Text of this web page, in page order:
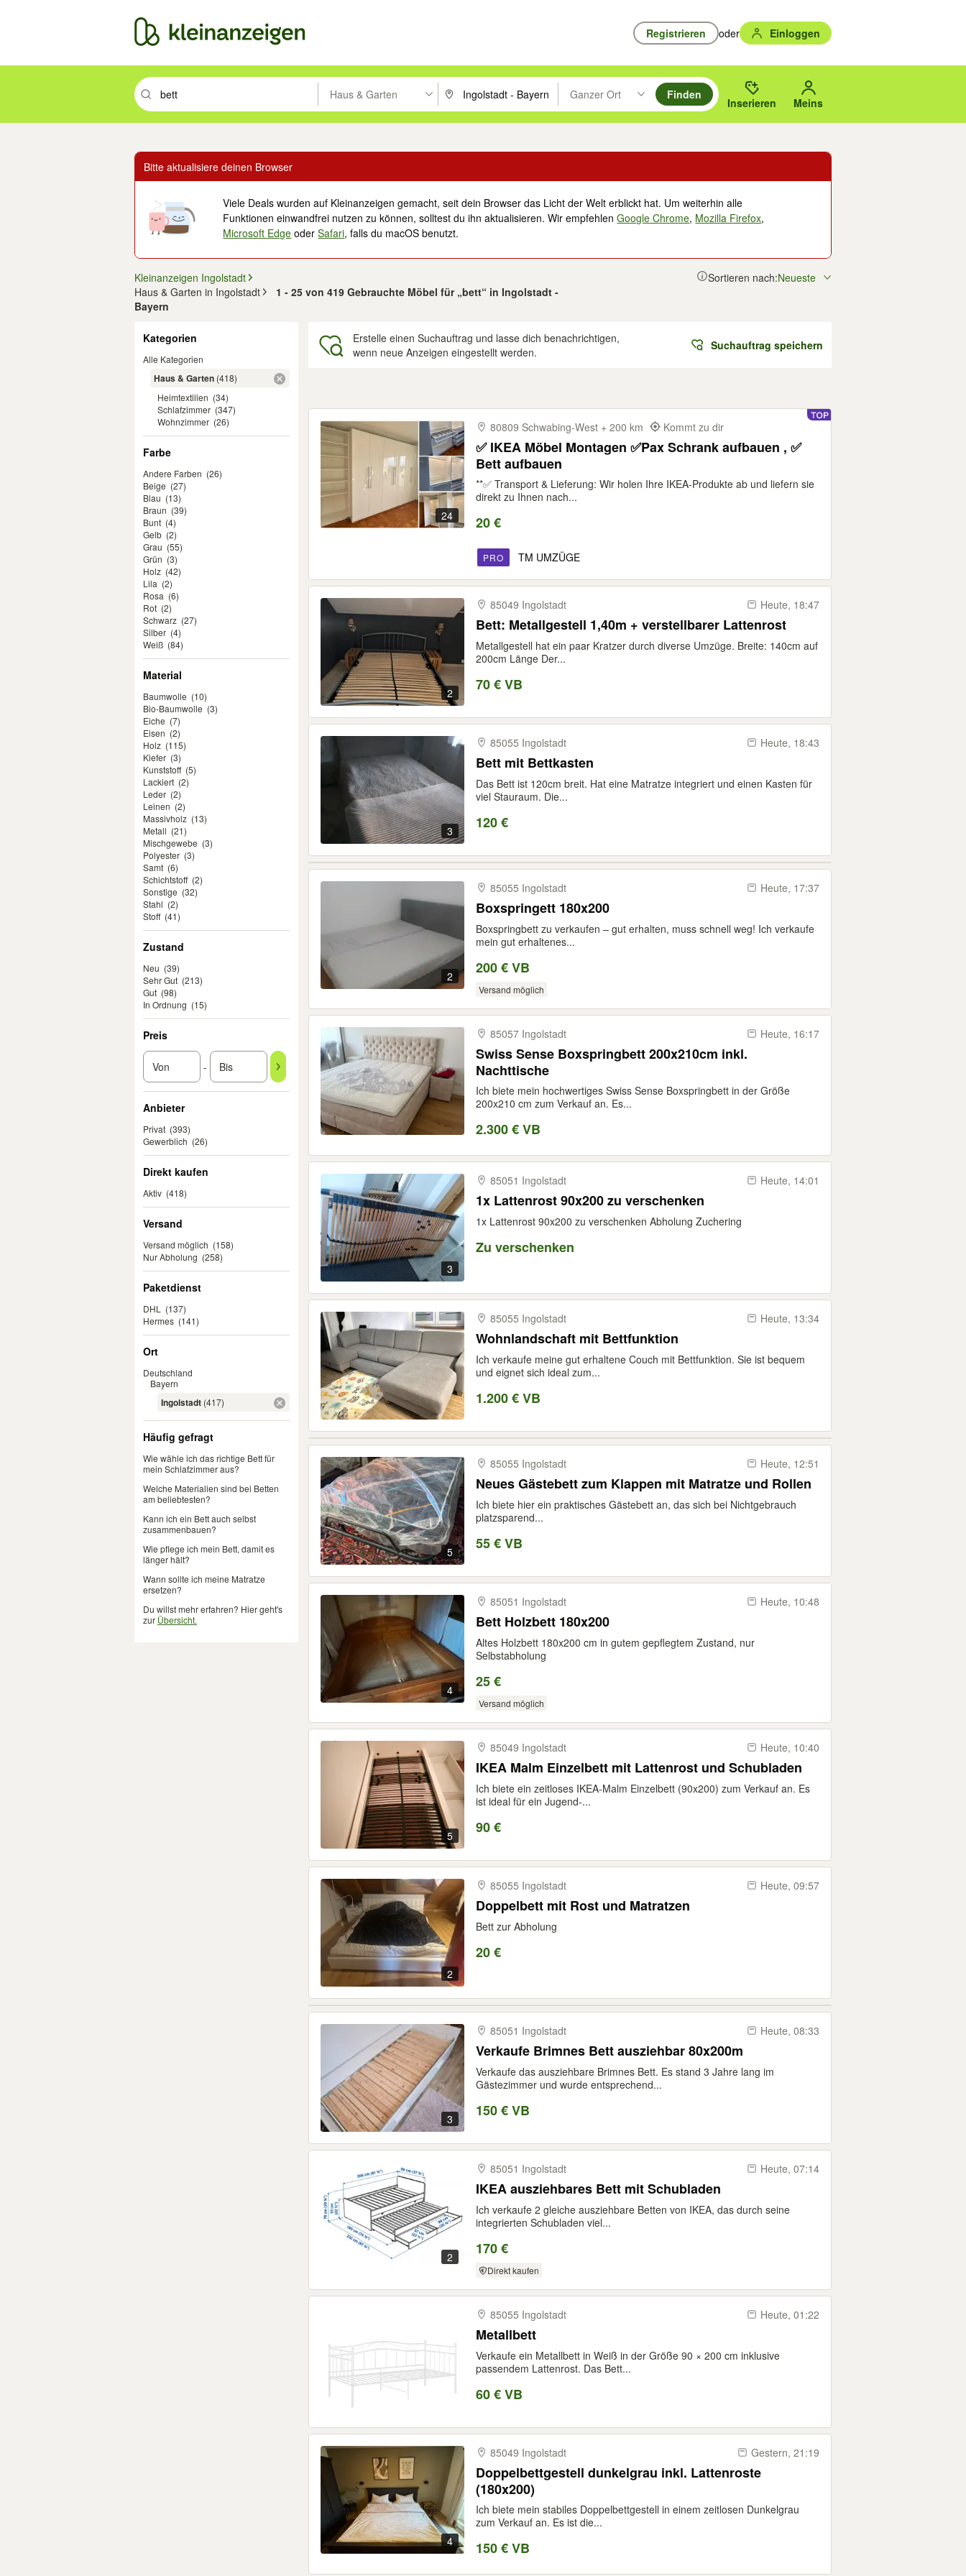
Registrieren oder Einloggen
Suchbegriff eingeben. Eingabetaste drücken um zu suchen, oder Vorschläge mit den Pfeiltasten nach oben/unten durchsuchen und mit Eingabetaste auswählen.
Haus & Garten PLZ oder Ort eingeben. Eingabetaste drücken um zu suchen, oder Vorschläge mit den Pfeiltasten nach oben/
Ganzer Ort
Suche im Umkreis des gewählten Orts oder PLZ.
Finden
Inserieren Meins
Bitte aktualisiere deinen Browser
Viele Deals wurden auf Kleinanzeigen gemacht, seit dein Browser das Licht der Welt erblickt hat. Um weiterhin alle
Funktionen einwandfrei nutzen zu können, solltest du ihn aktualisieren. Wir empfehlenGoogle Chrome, Mozilla Firefox,
Microsoft Edge oderSafari, falls du macOS benutzt.
Kleinanzeigen Ingolstadt
Haus & Garten in Ingolstadt
1 - 25 von 419 Gebrauchte Möbel für „bett“ in Ingolstadt -
Bayern
Sortieren nach:Neueste
Kategorien
Alle Kategorien
Haus & Garten (418)
Heimtextilien (34)
Schlafzimmer (347)
Wohnzimmer (26)
Farbe
Andere Farben (26)
Beige (27)
Blau (13)
Braun (39)
Bunt (4)
Gelb (2)
Grau (55)
Grün (3)
Holz (42)
Lila (2)
Rosa (6)
Rot (2)
Schwarz (27)
Silber (4)
Weiß (84)
Material
Baumwolle (10)
Bio-Baumwolle (3)
Eiche (7)
Eisen (2)
Holz (115)
Kiefer (3)
Kunststoff (5)
Lackiert (2)
Leder (2)
Leinen (2)
Massivholz (13)
Metall (21)
Mischgewebe (3)
Polyester (3)
Samt (6)
Schichtstoff (2)
Sonstige (32)
Stahl (2)
Stoff (41)
Zustand
Neu (39)
Sehr Gut (213)
Gut (98)
In Ordnung (15)
Preis
-
Anbieter
Privat (393)
Gewerblich (26)
Direkt kaufen
Aktiv (418)
Versand
Versand möglich (158)
Nur Abholung (258)
Paketdienst
DHL
(137)
Hermes (141)
Ort
Deutschland
Bayern
Ingolstadt (417)
Häufig gefragt
Wie wähle ich das richtige Bett für
mein Schlafzimmer aus?
Welche Materialien sind bei Betten
am beliebtesten?
Kann ich ein Bett auch selbst
zusammenbauen?
Wie pflege ich mein Bett, damit es
länger hält?
Wann sollte ich meine Matratze
ersetzen?
Du willst mehr erfahren? Hier geht's
zur Übersicht.
Erstelle einen Suchauftrag und lasse dich benachrichtigen,
wenn neue Anzeigen eingestellt werden.
Suchauftrag speichern
24
80809 Schwabing-​West + 200 km Kommt zu dir
✅ IKEA Möbel Montagen ✅Pax Schrank aufbauen , ✅
Bett aufbauen
**✅ Transport & Lieferung: Wir holen Ihre IKEA-Produkte ab und liefern sie
direkt zu Ihnen nach...
20 €
PRO TM UMZÜGE
2
85049 Ingolstadt Heute, 18:47
Bett: Metallgestell 1,40m + verstellbarer Lattenrost
Metallgestell hat ein paar Kratzer durch diverse Umzüge. Breite: 140cm auf
200cm Länge Der...
70 € VB
3
85055 Ingolstadt Heute, 18:43
Bett mit Bettkasten
Das Bett ist 120cm breit. Hat eine Matratze integriert und einen Kasten für
viel Stauraum. Die...
120 €
2
85055 Ingolstadt Heute, 17:37
Boxspringett 180x200
Boxspringbett zu verkaufen – gut erhalten, muss schnell weg! Ich verkaufe
mein gut erhaltenes...
200 € VB
Versand möglich
85057 Ingolstadt Heute, 16:17
Swiss Sense Boxspringbett 200x210cm inkl.
Nachttische
Ich biete mein hochwertiges Swiss Sense Boxspringbett in der Größe
200x210 cm zum Verkauf an. Es...
2.300 € VB
3
85051 Ingolstadt Heute, 14:01
1x Lattenrost 90x200 zu verschenken
1x Lattenrost 90x200 zu verschenken Abholung Zuchering
Zu verschenken
85055 Ingolstadt Heute, 13:34
Wohnlandschaft mit Bettfunktion
Ich verkaufe meine gut erhaltene Couch mit Bettfunktion. Sie ist bequem
und eignet sich ideal zum...
1.200 € VB
5
85055 Ingolstadt Heute, 12:51
Neues Gästebett zum Klappen mit Matratze und Rollen
Ich biete hier ein praktisches Gästebett an, das sich bei Nichtgebrauch
platzsparend...
55 € VB
4
85051 Ingolstadt Heute, 10:48
Bett Holzbett 180x200
Altes Holzbett 180x200 cm in gutem gepflegtem Zustand, nur
Selbstabholung
25 €
Versand möglich
5
85049 Ingolstadt Heute, 10:40
IKEA Malm Einzelbett mit Lattenrost und Schubladen
Ich biete ein zeitloses IKEA-Malm Einzelbett (90x200) zum Verkauf an. Es
ist ideal für ein Jugend-...
90 €
2
85055 Ingolstadt Heute, 09:57
Doppelbett mit Rost und Matratzen
Bett zur Abholung
20 €
3
85051 Ingolstadt Heute, 08:33
Verkaufe Brimnes Bett ausziehbar 80x200m
Verkaufe das ausziehbare Brimnes Bett. Es stand 3 Jahre lang im
Gästezimmer und wurde entsprechend...
150 € VB
2
85051 Ingolstadt Heute, 07:14
IKEA ausziehbares Bett mit Schubladen
Ich verkaufe 2 gleiche ausziehbare Betten von IKEA, das durch seine
integrierten Schubladen viel...
170 €
Direkt kaufen
85055 Ingolstadt Heute, 01:22
Metallbett
Verkaufe ein Metallbett in Weiß in der Größe 90 × 200 cm inklusive
passendem Lattenrost. Das Bett...
60 € VB
4
85049 Ingolstadt Gestern, 21:19
Doppelbettgestell dunkelgrau inkl. Lattenroste
(180x200)
Ich biete mein stabiles Doppelbettgestell in einem zeitlosen Dunkelgrau
zum Verkauf an. Es ist die...
150 € VB